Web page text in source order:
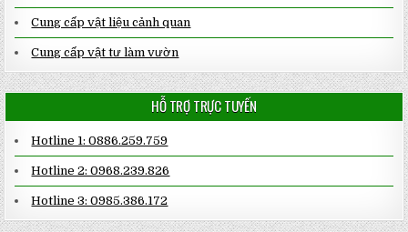
Cung cấp vật liệu cảnh quan
Cung cấp vật tư làm vườn
HỖ TRỢ TRỰC TUYẾN
Hotline 1: 0886.259.759
Hotline 2: 0968.239.826
Hotline 3: 0985.386.172